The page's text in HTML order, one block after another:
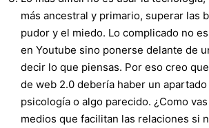
más ancestral y primario, superar las
pudor y el miedo. Lo complicado no
en Youtube sino ponerse delante de
decir lo que piensas. Por eso creo
de web 2.0 debería haber un apartado
psicología o algo parecido. ¿Como
medios que facilitan las relaciones si